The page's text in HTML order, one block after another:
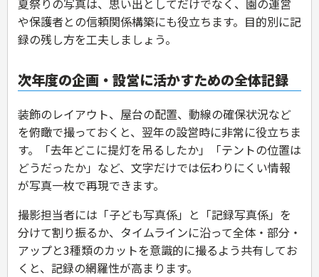
夏祭りの写真は、思い出としてだけでなく、園の運営
や保護者との信頼関係構築にも役立ちます。目的別に記
録の残し方を工夫しましょう。
次年度の企画・設営に活かすための全体記録
装飾のレイアウト、屋台の配置、動線の確保状況など
を俯瞰で撮っておくと、翌年の設営時に非常に役立ちま
す。「去年どこに提灯を吊るしたか」「テントの位置は
どうだったか」など、文字だけでは伝わりにくい情報
が写真一枚で再現できます。
撮影担当者には「子ども写真係」と「記録写真係」を
分けて割り振るか、タイムラインに沿って全体・部分・
アップと3種類のカットを意識的に撮るよう共有してお
くと、記録の網羅性が高まります。